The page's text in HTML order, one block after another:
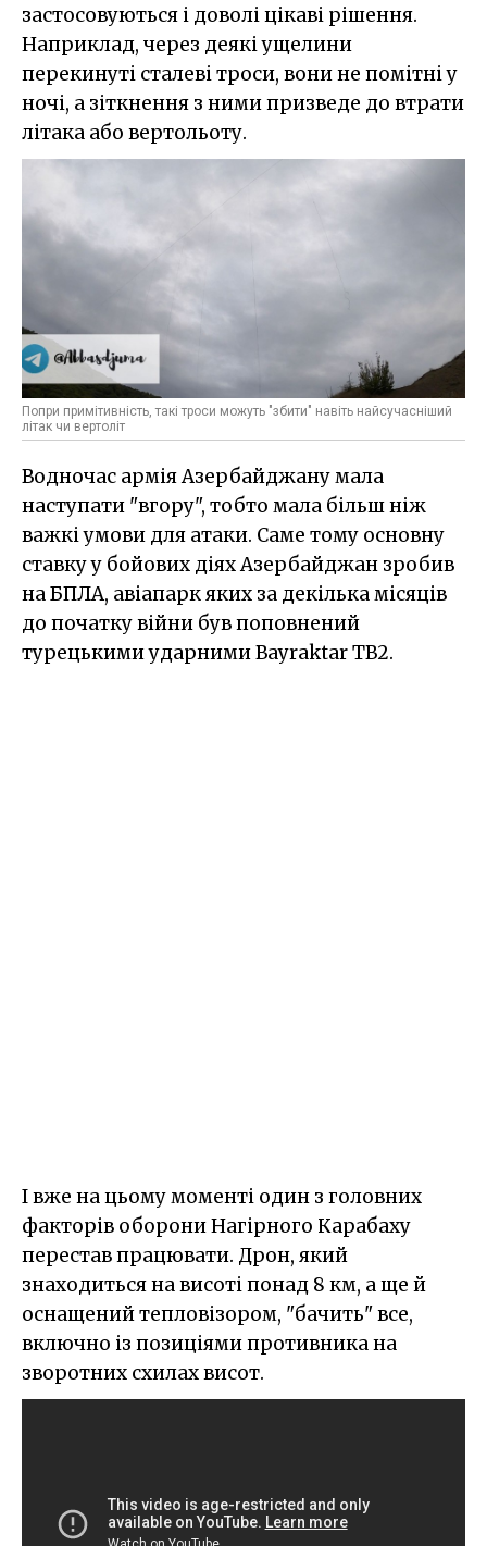
застосовуються і доволі цікаві рішення.
Наприклад, через деякі ущелини
перекинуті сталеві троси, вони не помітні у
ночі, а зіткнення з ними призведе до втрати
літака або вертольоту.
Попри примітивність, такі троси можуть "збити" навіть найсучасніший
літак чи вертоліт
Водночас армія Азербайджану мала
наступати "вгору", тобто мала більш ніж
важкі умови для атаки. Саме тому основну
ставку у бойових діях Азербайджан зробив
на БПЛА, авіапарк яких за декілька місяців
до початку війни був поповнений
турецькими ударними Bayraktar TB2.
І вже на цьому моменті один з головних
факторів оборони Нагірного Карабаху
перестав працювати. Дрон, який
знаходиться на висоті понад 8 км, а ще й
оснащений тепловізором, "бачить" все,
включно із позиціями противника на
зворотних схилах висот.